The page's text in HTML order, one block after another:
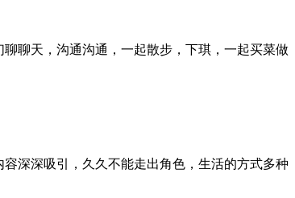
聊天，沟通沟通，一起散步，下琪，一起买菜做
深深吸引，久久不能走出角色，生活的方式多种